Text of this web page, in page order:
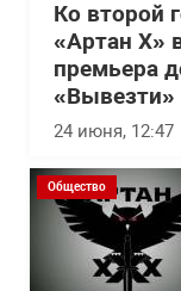
Ко второй
«Артан Х»
премьера
«Вывезти»
24 июня, 12:47
Общество